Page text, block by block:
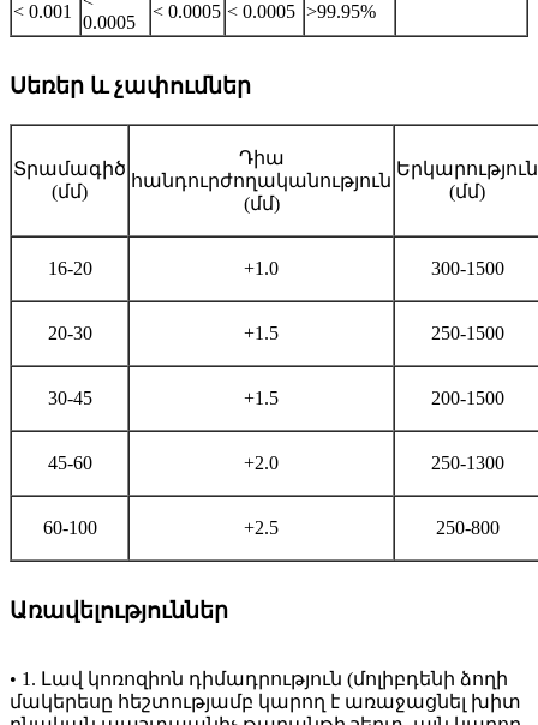
< 0.001
0.0005
< 0.0005 < 0.0005 >99.95%
Սեռեր և չափումներ
Տրամագիծ
(մմ)
Դիա
հանդուրժողականություն
(մմ)
Երկարություն
(մմ)
16-20 +1.0 300-1500
20-30 +1.5 250-1500
30-45 +1.5 200-1500
45-60 +2.0 250-1300
60-100 +2.5 250-800
Առավելություններ
• 1. Լավ կոռոզիոն դիմադրություն (մոլիբդենի ձողի
մակերեսը հեշտությամբ կարող է առաջացնել խիտ